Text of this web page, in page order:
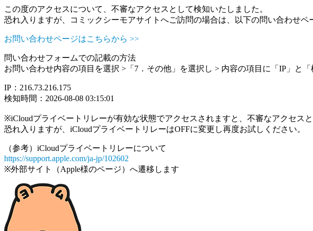
この度のアクセスについて、不審なアクセスとして検知いたしました。
恐れ入りますが、コミックシーモアサイトへご訪問の場合は、以下の問い合わせペ
お問い合わせページはこちらから >>
問い合わせフォームでの記載の方法
お問い合わせ内容の項目を選択 >「7．その他」を選択し > 内容の項目に「IP」と
IP：216.73.216.175
検知時間：2026-08-08 03:15:01
※iCloudプライベートリレーが有効な状態でアクセスされますと、不審なアクセス
恐れ入りますが、iCloudプライベートリレーはOFFに変更し再度お試しください。
（参考）iCloudプライベートリレーについて
https://support.apple.com/ja-jp/102602
※外部サイト（Apple様のページ）へ遷移します